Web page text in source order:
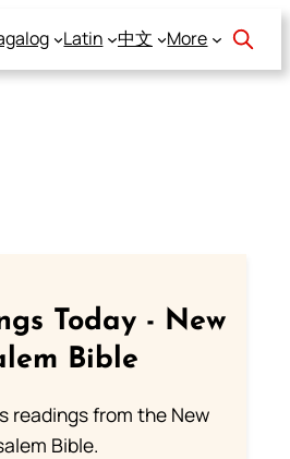
Latin 中文 More
Today - New
Bible
readings from the New
Bible.